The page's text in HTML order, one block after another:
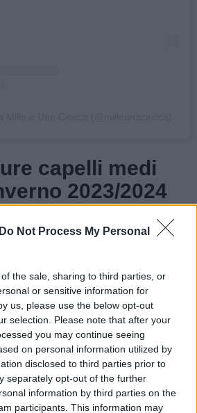
Do Not Process My Personal
the sale, sharing to third parties, or
or sensitive information for
us, please use the below opt-out
selection. Please note that after your
you may continue seeing
on personal information utilized by
disclosed to third parties prior to
separately opt-out of the further
information by third parties on the
participants. This information may
capelli medi
2023/2024
per capelli medi
24 sono un
, tutte pensate per
facilità gusti ed esigenze
lungo che arriva alle
inverno 2023/24, si